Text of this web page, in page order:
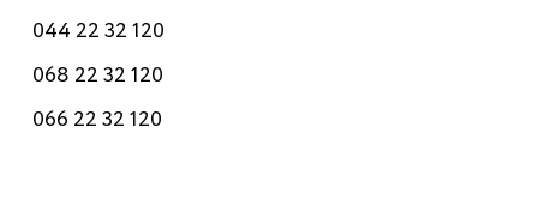
044 22 32 120
068 22 32 120
066 22 32 120